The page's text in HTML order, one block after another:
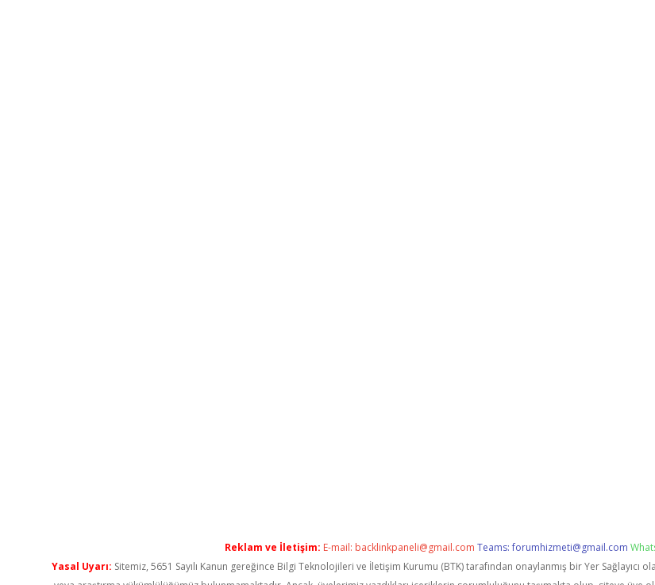
Reklam ve İletişim: E-mail: backlinkpaneli@gmail.com Teams:forumhizmeti@gmail.com
Yasal Uyarı: Sitemiz, 5651 Sayılı Kanun gereğince Bilgi Teknolojileri ve İletişim Kurumu (BTK) tarafından onaylanmış bir Yer